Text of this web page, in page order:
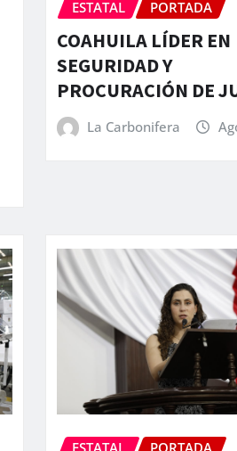
ESTATAL PORTADA
COAHUILA LÍDER EN
SEGURIDAD Y
PROCURACIÓN DE
La Carbonifera